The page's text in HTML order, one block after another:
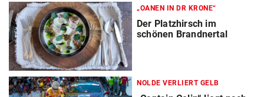
„OANEN IN DR KRONE“
Der Platzhirsch im
schönen Brandnertal
NOLDE VERLIERT GELB